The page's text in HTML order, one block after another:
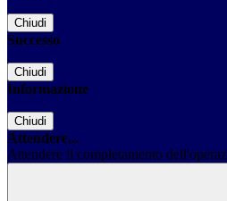
Chiudi
Successo
Chiudi
Informazione
Chiudi
Attendere...
Attendere il completamento